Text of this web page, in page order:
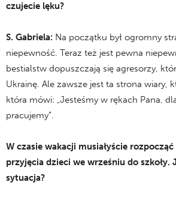
czujecie lęku?
S. Gabriela: Na początku był ogromny
niepewność. Teraz też jest pewna
bestialstw dopuszczają się agresorzy,
Ukrainę. Ale zawsze jest ta strona wiary,
która mówi: „Jesteśmy w rękach Pana,
pracujemy”.
W czasie wakacji musiałyście
przyjęcia dzieci we wrześniu do szkoły.
sytuacja?